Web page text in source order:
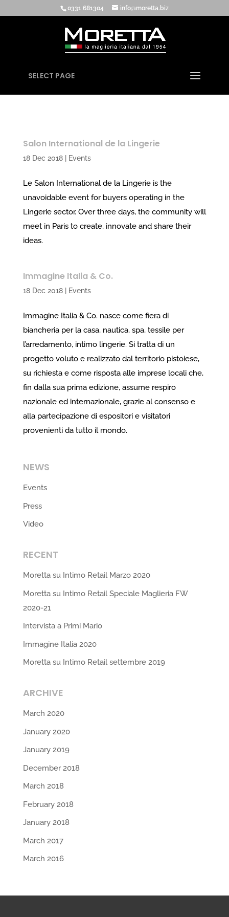
0331 681304 info@moretta.biz
SELECT PAGE
Salon International de la Lingerie
18 Dec 2018| Events
Le Salon International de la Lingerie is the
unavoidable event for buyers operating in the
Lingerie sector. Over three days, the community will
meet in Paris to create, innovate and share their
ideas.
Immagine Italia & Co.
18 Dec 2018| Events
Immagine Italia & Co. nasce come fiera di
biancheria per la casa, nautica, spa, tessile per
l’arredamento, intimo lingerie. Si tratta di un
progetto voluto e realizzato dal territorio pistoiese,
su richiesta e come risposta alle imprese locali che,
fin dalla sua prima edizione, assume respiro
nazionale ed internazionale, grazie al consenso e
alla partecipazione di espositori e visitatori
provenienti da tutto il mondo.
NEWS
Events
Press
Video
RECENT
Moretta su Intimo Retail Marzo 2020
Moretta su Intimo Retail Speciale Maglieria FW
2020-21
Intervista a Primi Mario
Immagine Italia 2020
Moretta su Intimo Retail settembre 2019
ARCHIVE
March 2020
January 2020
January 2019
December 2018
March 2018
February 2018
January 2018
March 2017
March 2016